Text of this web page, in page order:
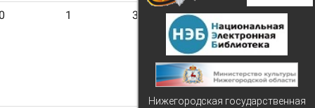
0 1 3
Нижегородская государственная